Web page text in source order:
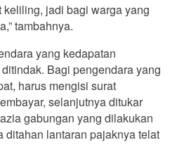
keliling, jadi bagi warga yang
tambahnya.
yang kedapatan
Bagi pengendara yang
harus mengisi surat
selanjutnya ditukar
gabungan yang dilakukan
ditahan lantaran pajaknya telat